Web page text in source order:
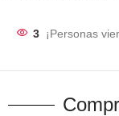
3 ¡Personas